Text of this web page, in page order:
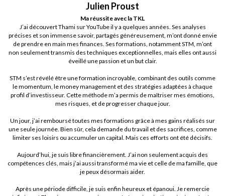
Julien Proust
Ma réussite avec la TKL
J’ai découvert Thami sur YouTube il y a quelques années. Ses analyses
précises et son immense savoir, partagés généreusement, m’ont donné envie
de prendre en main mes finances. Ses formations, notamment STM, m’ont
non seulement transmis des techniques exceptionnelles, mais elles ont aussi
éveillé une passion et un but clair.
STM s’est révélé être une formation incroyable, combinant des outils comme
le momentum, le money management et des stratégies adaptées à chaque
profil d’investisseur. Cette méthode m’a permis de maîtriser mes émotions,
mes risques, et de progresser chaque jour.
Un jour, j’ai remboursé toutes mes formations grâce à mes gains réalisés sur
une seule journée. Bien sûr, cela demande du travail et des sacrifices, comme
limiter ses loisirs ou accumuler un capital. Mais ces efforts ont été décisifs.
Aujourd’hui, je suis libre financièrement. J’ai non seulement acquis des
compétences clés, mais j’ai aussi transformé ma vie et celle de ma famille, que
je peux désormais aider.
Après une période difficile, je suis enfin heureux et épanoui. Je remercie